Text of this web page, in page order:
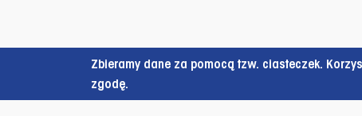
Zbieramy dane za pomocą tzw. ciasteczek.
zgodę.